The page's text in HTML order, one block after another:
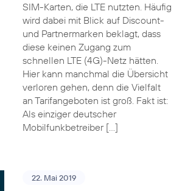
SIM-Karten, die LTE nutzten. Häufig
wird dabei mit Blick auf Discount-
und Partnermarken beklagt, dass
diese keinen Zugang zum
schnellen LTE (4G)-Netz hätten.
Hier kann manchmal die Übersicht
verloren gehen, denn die Vielfalt
an Tarifangeboten ist groß. Fakt ist:
Als einziger deutscher
Mobilfunkbetreiber […]
22. Mai 2019